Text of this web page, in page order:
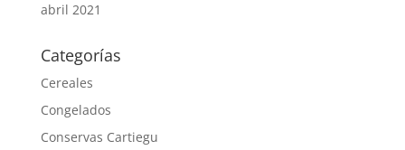
abril 2021
Categorías
Cereales
Congelados
Conservas Cartiegu